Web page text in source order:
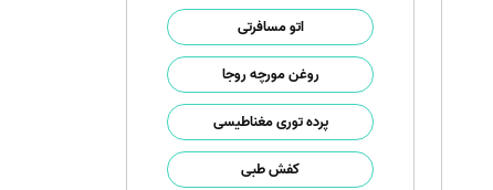
اتو مسافرتی
روغن مورچه روجا
پرده توری مغناطیسی
کفش طبی